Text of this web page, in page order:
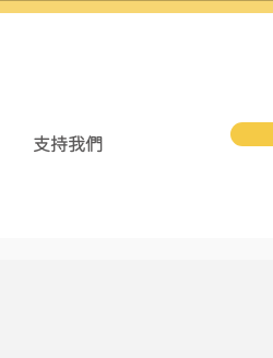
支持我們